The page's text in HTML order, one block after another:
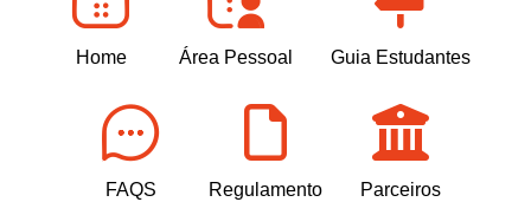
Home Área Pessoal Guia Estudantes
FAQS Regulamento Parceiros